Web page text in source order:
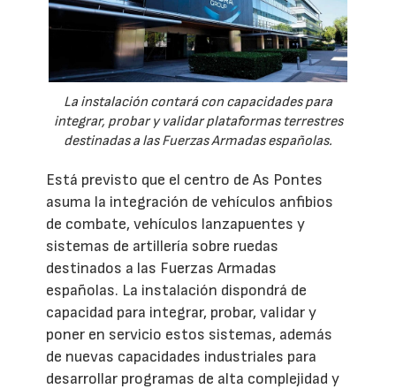
La instalación contará con capacidades para
integrar, probar y validar plataformas terrestres
destinadas a las Fuerzas Armadas españolas.
Está previsto que el centro de As Pontes
asuma la integración de vehículos anfibios
de combate, vehículos lanzapuentes y
sistemas de artillería sobre ruedas
destinados a las Fuerzas Armadas
españolas. La instalación dispondrá de
capacidad para integrar, probar, validar y
poner en servicio estos sistemas, además
de nuevas capacidades industriales para
desarrollar programas de alta complejidad y